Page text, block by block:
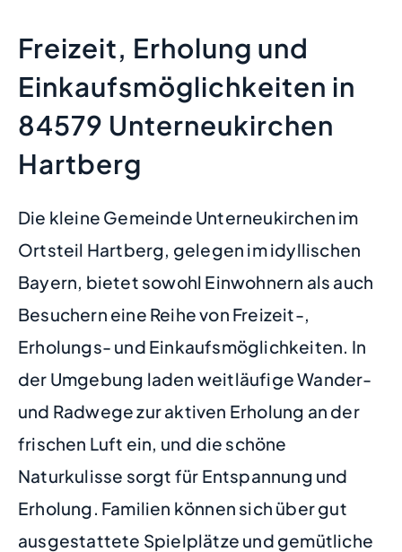
Freizeit, Erholung und
Einkaufsmöglichkeiten in
84579 Unterneukirchen
Hartberg
Die kleine Gemeinde Unterneukirchen im
Ortsteil Hartberg, gelegen im idyllischen
Bayern, bietet sowohl Einwohnern als auch
Besuchern eine Reihe von Freizeit-,
Erholungs- und Einkaufsmöglichkeiten. In
der Umgebung laden weitläufige Wander-
und Radwege zur aktiven Erholung an der
frischen Luft ein, und die schöne
Naturkulisse sorgt für Entspannung und
Erholung. Familien können sich über gut
ausgestattete Spielplätze und gemütliche